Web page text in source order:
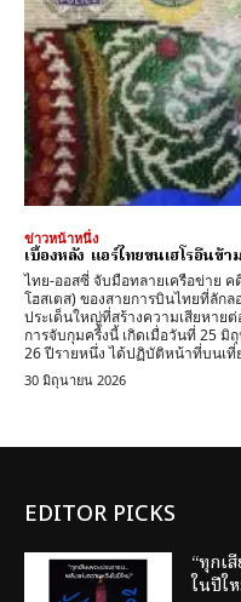
ข่าวหน้าหนึ่ง
เบื้องหลัง แอร์ไทยขนเฮโรอีนข้
ไทย-ออสซี่ จับมือทลายเครือข่าย คดีการจับกุมพนักงานต้อนรับบนเครื่องบิน (แอร์
โฮสเตส) ของสายการบินไทยที่ลักล
ประเด็นใหญ่ที่สร้างความเสียหายต่อชื่อเสียงร
การจับกุมครี้งนี้ เกิดเมื่อวันที่ 25 มิ
26 ปีรายหนึ่ง ได้ปฏิบัติหน้าที่บนเที่
30 มิถุนายน 2026
EDITOR PICKS
“ทุกเ
ในปีใ